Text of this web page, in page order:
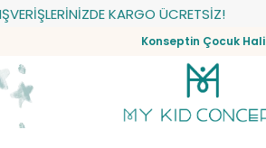
KARGO ÜCRETSİZ!
Konseptin Çocuk Hali